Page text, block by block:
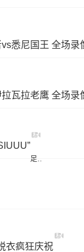
悉尼国王 全场录
瓦拉老鹰 全场录
标
足球
衣疯狂庆祝
标